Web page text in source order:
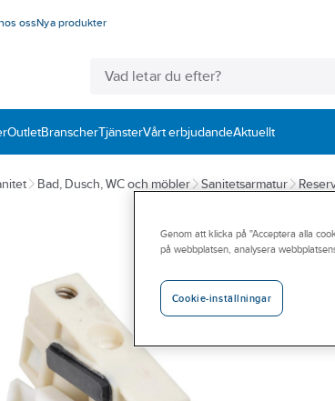
ossNya produkter
OutletBranscherTjänsterVårt erbjudandeAktuellt
Bad, Dusch, WC och möbler Sanitetsarmatur
Genom att klicka på "Acceptera alla
på webbplatsen, analysera
Cookie-inställningar